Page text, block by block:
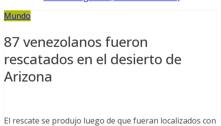
Mundo
87 venezolanos fueron
rescatados en el desierto de
Arizona
El rescate se produjo luego de que fueran localizados con